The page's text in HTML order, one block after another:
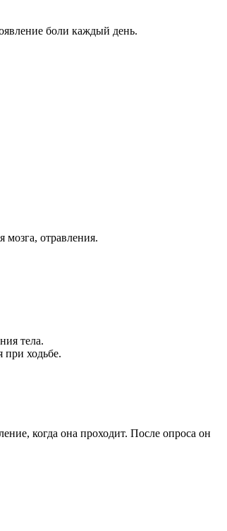
боли каждый день.
мозга, отравления.
тела.
при ходьбе.
когда она проходит. После опроса он